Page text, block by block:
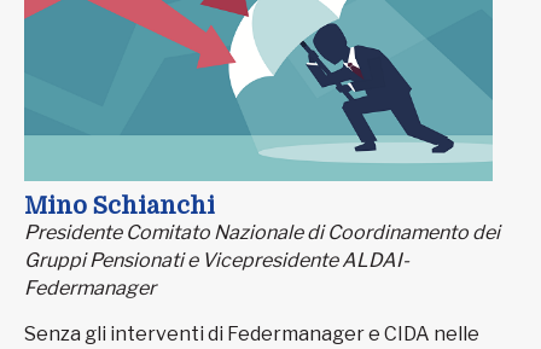
Mino Schianchi
Presidente Comitato Nazionale di Coordinamento dei
Gruppi Pensionati e Vicepresidente ALDAI-
Federmanager
Senza gli interventi di Federmanager e CIDA nelle